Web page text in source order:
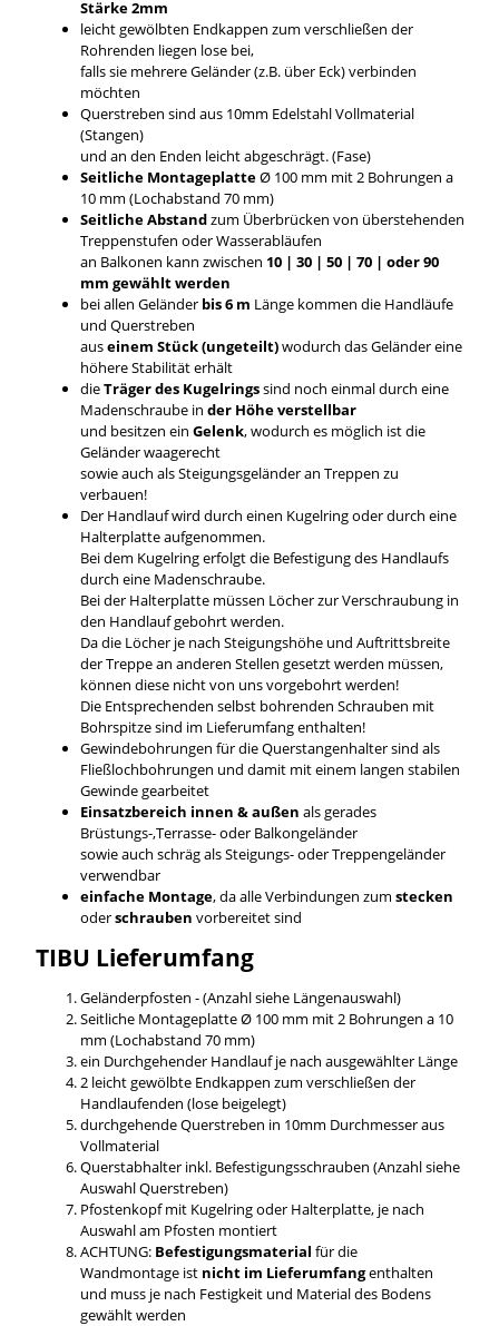
Stärke 2mm
leicht gewölbten Endkappen zum verschließen der
Rohrenden liegen lose bei,
falls sie mehrere Geländer (z.B. über Eck) verbinden
möchten
Querstreben sind aus 10mm Edelstahl Vollmaterial
(Stangen)
und an den Enden leicht abgeschrägt. (Fase)
Seitliche MontageplatteØ 100 mm mit 2 Bohrungen a
10 mm (Lochabstand 70 mm)
Seitliche Abstandzum Überbrücken von überstehenden
Treppenstufen oder Wasserabläufen
an Balkonen kann zwischen 10 | 30 | 50 | 70 | oder 90
mm gewählt werden
bei allen Geländer bis 6 m Länge kommen die Handläufe
und Querstreben
auseinem Stück (ungeteilt)wodurch das Geländer eine
höhere Stabilität erhält
dieTräger des Kugelringssind noch einmal durch eine
Madenschraube in der Höhe verstellbar
und besitzen ein Gelenk, wodurch es möglich ist die
Geländer waagerecht
sowie auch als Steigungsgeländer an Treppen zu
verbauen!
Der Handlauf wird durch einen Kugelring oder durch eine
Halterplatte aufgenommen.
Bei dem Kugelring erfolgt die Befestigung des Handlaufs
durch eine Madenschraube.
Bei der Halterplatte müssen Löcher zur Verschraubung in
den Handlauf gebohrt werden.
Da die Löcher je nach Steigungshöhe und Auftrittsbreite
der Treppe an anderen Stellen gesetzt werden müssen,
können diese nicht von uns vorgebohrt werden!
Die Entsprechenden selbst bohrenden Schrauben mit
Bohrspitze sind im Lieferumfang enthalten!
Gewindebohrungen für die Querstangenhalter sind als
Fließlochbohrungen und damit mit einem langen stabilen
Gewinde gearbeitet
Einsatzbereich innen & außen als gerades
Brüstungs-,Terrasse- oder Balkongeländer
sowie auch schräg als Steigungs- oder Treppengeländer
verwendbar
einfache Montage, da alle Verbindungen zum stecken
oderschrauben vorbereitet sind
TIBU Lieferumfang
Geländerpfosten - (Anzahl siehe Längenauswahl)
Seitliche Montageplatte Ø 100 mm mit 2 Bohrungen a 10
mm (Lochabstand 70 mm)
ein Durchgehender Handlauf je nach ausgewählter Länge
2 leicht gewölbte Endkappen zum verschließen der
Handlaufenden (lose beigelegt)
durchgehende Querstreben in 10mm Durchmesser aus
Vollmaterial
Querstabhalter inkl. Befestigungsschrauben (Anzahl siehe
Auswahl Querstreben)
Pfostenkopf mit Kugelring oder Halterplatte, je nach
Auswahl am Pfosten montiert
ACHTUNG:Befestigungsmaterial für die
Wandmontage ist nicht im Lieferumfangenthalten
und muss je nach Festigkeit und Material des Bodens
gewählt werden